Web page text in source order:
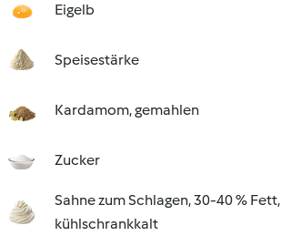
Eigelb
Speisestärke
Kardamom, gemahlen
Zucker
Sahne zum Schlagen, 30-40 % Fett,
kühlschrankkalt